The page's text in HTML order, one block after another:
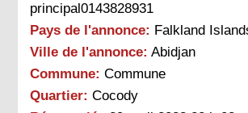
principal0143828931
Pays de l'annonce: Falkland
Ville de l'annonce: Abidjan
Commune: Commune
Quartier: Cocody